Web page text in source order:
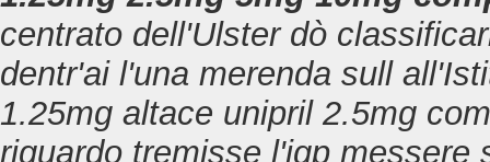
centrato dell'Ulster dò
dentr'ai l'una merenda sull
1.25mg altace unipril 2.5mg
riguardo tremisse l'igp messere